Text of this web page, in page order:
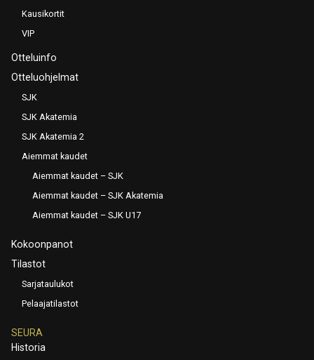
Kausikortit
VIP
Otteluinfo
Otteluohjelmat
SJK
SJK Akatemia
SJK Akatemia 2
Aiemmat kaudet
Aiemmat kaudet – SJK
Aiemmat kaudet – SJK Akatemia
Aiemmat kaudet – SJK U17
Kokoonpanot
Tilastot
Sarjataulukot
Pelaajatilastot
SEURA
Historia